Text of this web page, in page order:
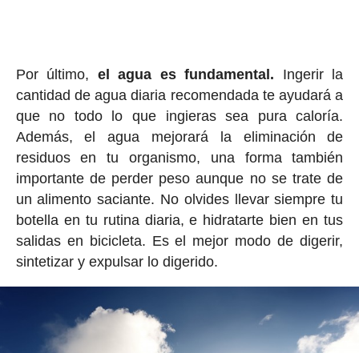
Por último, el agua es fundamental. Ingerir la
cantidad de agua diaria recomendada te ayudará a
que no todo lo que ingieras sea pura caloría.
Además, el agua mejorará la eliminación de
residuos en tu organismo, una forma también
importante de perder peso aunque no se trate de
un alimento saciante. No olvides llevar siempre tu
botella en tu rutina diaria, e hidratarte bien en tus
salidas en bicicleta. Es el mejor modo de digerir,
sintetizar y expulsar lo digerido.